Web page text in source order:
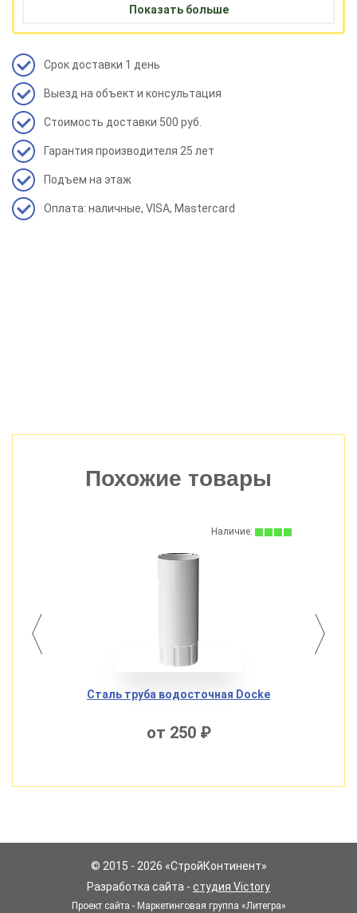
Люкс переходник люкс/премиум (графит
Показать больше
Срок доставки 1 день
Выезд на объект и консультация
Стоимость доставки 500 руб.
Гарантия производителя 25 лет
Подъем на этаж
Оплата: наличные, VISA, Mastercard
Похожие товары
Наличие:
Сталь труба водосточная Docke
от 250 ₽
© 2015 - 2026 «СтройКонтинент»
Разработка сайта - студия Victory
Проект сайта - Маркетинговая группа «Литегра»